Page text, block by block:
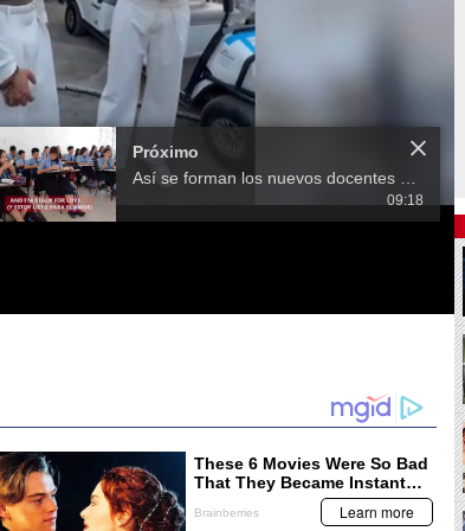
Próximo
Así se forman los nuevos docentes bilingües en las escuelas normales de maestros
09:18